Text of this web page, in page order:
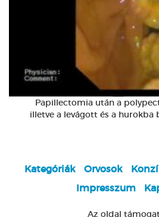
Papillectomia után a
illetve a levágott és a
Kategóriák Orvosok
Impresszum
Az oldal